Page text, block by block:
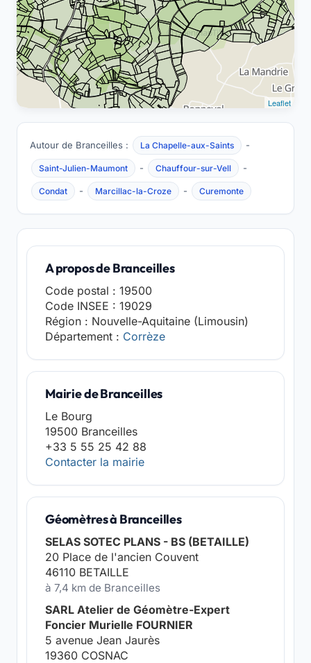
Leaflet
Autour de Branceilles : La Chapelle-aux-Saints -
Saint-Julien-Maumont - Chauffour-sur-Vell -
Condat - Marcillac-la-Croze - Curemonte
A propos de Branceilles
Code postal : 19500
Code INSEE : 19029
Région : Nouvelle-Aquitaine (Limousin)
Département : Corrèze
Mairie de Branceilles
Le Bourg
19500 Branceilles
+33 5 55 25 42 88
Contacter la mairie
Géomètres à Branceilles
SELAS SOTEC PLANS - BS (BETAILLE)
20 Place de l'ancien Couvent
46110 BETAILLE
à 7,4 km de Branceilles
SARL Atelier de Géomètre-Expert
Foncier Murielle FOURNIER
5 avenue Jean Jaurès
19360 COSNAC